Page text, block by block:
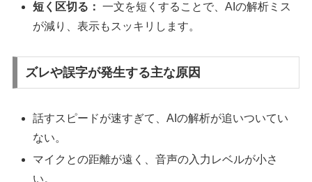
短く区切る： 一文を短くすることで、AIの解析ミス
が減り、表示もスッキリします。
ズレや誤字が発生する主な原因
話すスピードが速すぎて、AIの解析が追いついてい
ない。
マイクとの距離が遠く、音声の入力レベルが小さ
い。